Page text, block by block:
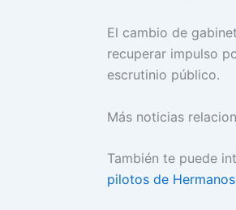
El cambio de
recuperar impulso
escrutinio público.
Más noticias
También te puede
pilotos de